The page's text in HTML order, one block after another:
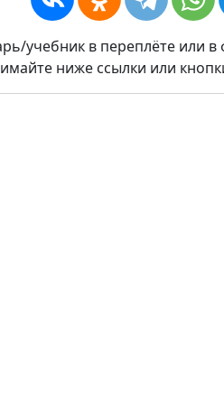
учебник в переплёте или
ниже ссылки или